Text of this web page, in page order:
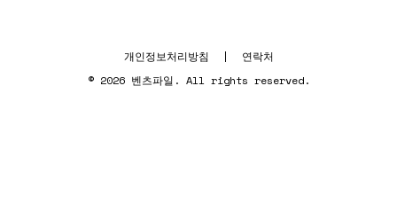
개인정보처리방침 |
연락처
© 2026 벤츠파일. All rights reserved.